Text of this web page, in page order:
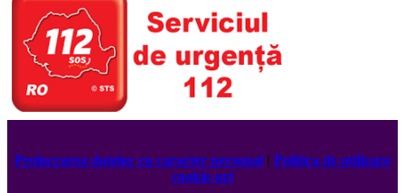
Prelucrarea datelor cu caracter personal | Politica de utilizare
cookie-uri